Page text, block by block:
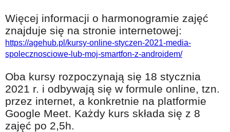
Więcej informacji o harmonogramie zajęć
znajduje się na stronie internetowej:
https://agehub.pl/kursy-online-styczen-2021-media-
spolecznosciowe-lub-moj-smartfon-z-androidem/
Oba kursy rozpoczynają się 18 stycznia
2021 r. i odbywają się w formule online, tzn.
przez internet, a konkretnie na platformie
Google Meet. Każdy kurs składa się z 8
zajęć po 2,5h.